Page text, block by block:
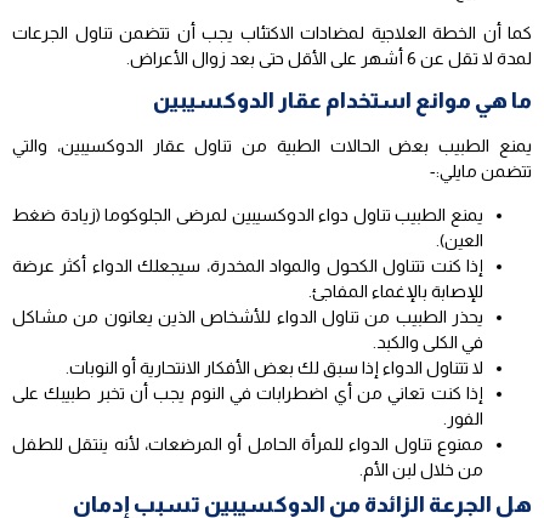
كما أن الخطة العلاجية لمضادات الاكتئاب يجب أن تتضمن تناول الجرعات
لمدة لا تقل عن 6 أشهر على الأقل حتى بعد زوال الأعراض.
ما هي موانع استخدام عقار الدوكسيبين
يمنع الطبيب بعض الحالات الطبية من تناول عقار الدوكسيبين، والتي
تتضمن مايلي:-
يمنع الطبيب تناول دواء الدوكسيبين لمرضى الجلوكوما (زيادة ضغط
العين).
إذا كنت تتناول الكحول والمواد المخدرة، سيجعلك الدواء أكثر عرضة
للإصابة بالإغماء المفاجئ.
يحذر الطبيب من تناول الدواء للأشخاص الذين يعانون من مشاكل
في الكلى والكبد.
لا تتناول الدواء إذا سبق لك بعض الأفكار الانتحارية أو النوبات.
إذا كنت تعاني من أي اضطرابات في النوم يجب أن تخبر طبيبك على
الفور.
ممنوع تناول الدواء للمرأة الحامل أو المرضعات، لأنه ينتقل للطفل
من خلال لبن الأم.
هل الجرعة الزائدة من الدوكسيبين تسبب إدمان